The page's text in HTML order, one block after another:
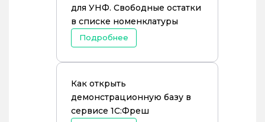
для УНФ. Свободные остатки
в списке номенклатуры
Подробнее
Как открыть
демонстрационную базу в
сервисе 1C:Фреш